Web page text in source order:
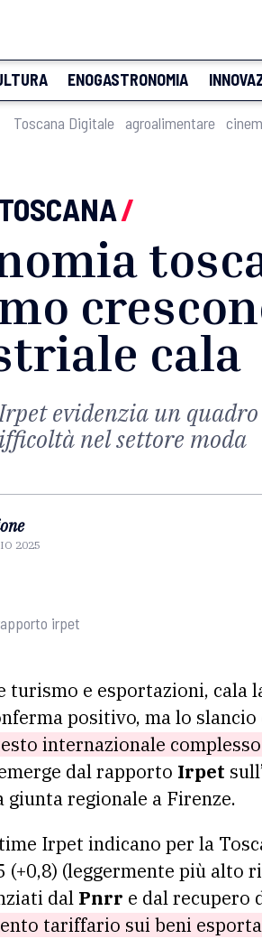
ENOGASTRONOMIA
Toscana Digitale agroalimentare
/
cala
evidenzia un
nel settore moda
2025
irpet
turismo e esportazioni, cala
positivo, ma lo
internazionale
dal rapporto Irpet
giunta regionale a Firenze.
Irpet indicano per la
(+0,8) (leggermente più alto
dal Pnrr e dal recupero
tariffario sui beni